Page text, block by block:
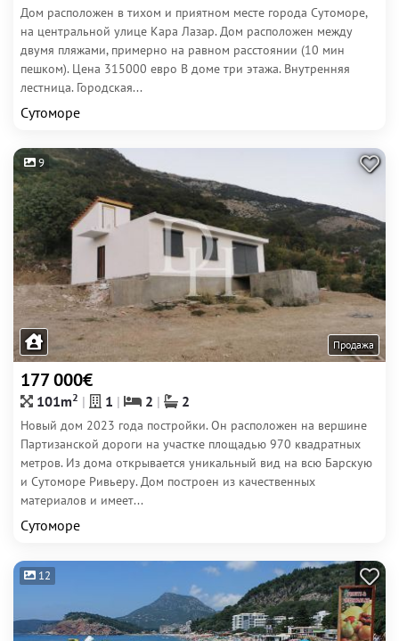
Дом расположен в тихом и приятном месте города Сутоморе,
на центральной улице Кара Лазар. Дом расположен между
двумя пляжами, примерно на равном расстоянии (10 мин
пешком). Цена 315000 евро В доме три этажа. Внутренняя
лестница. Городская...
Сутоморе
9
Продажа
177 000€
101m2 1 2 2
Новый дом 2023 года постройки. Он расположен на вершине
Партизанской дороги на участке площадью 970 квадратных
метров. Из дома открывается уникальный вид на всю Барскую
и Сутоморе Ривьеру. Дом построен из качественных
материалов и имеет...
Сутоморе
12